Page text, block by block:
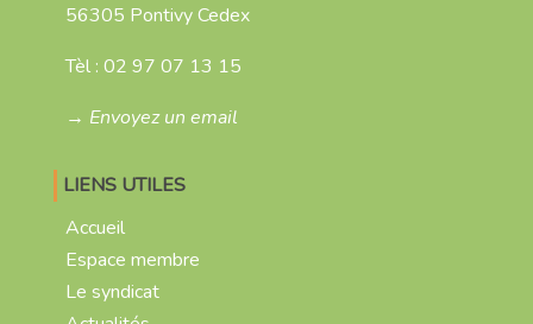
56305 Pontivy Cedex
Tèl : 02 97 07 13 15
→ Envoyez un email
LIENS UTILES
Accueil
Espace membre
Le syndicat